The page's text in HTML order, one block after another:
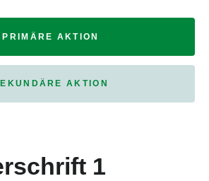
PRIMÄRE AKTION
AKTION
1